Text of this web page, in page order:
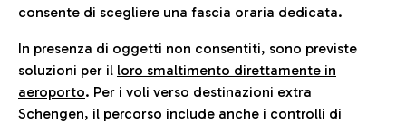
consente di scegliere una fascia oraria dedicata.
In presenza di oggetti non consentiti, sono previste
soluzioni per il loro smaltimento direttamente in
aeroporto. Per i voli verso destinazioni extra
Schengen, il percorso include anche i controlli di